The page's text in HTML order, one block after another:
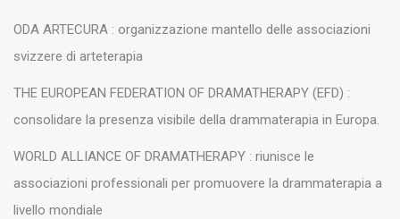
ODA ARTECURA : organizzazione mantello delle associazioni
svizzere di arteterapia
THE EUROPEAN FEDERATION OF DRAMATHERAPY (EFD) :
consolidare la presenza visibile della drammaterapia in Europa.
WORLD ALLIANCE OF DRAMATHERAPY : riunisce le
associazioni professionali per promuovere la drammaterapia a
livello mondiale